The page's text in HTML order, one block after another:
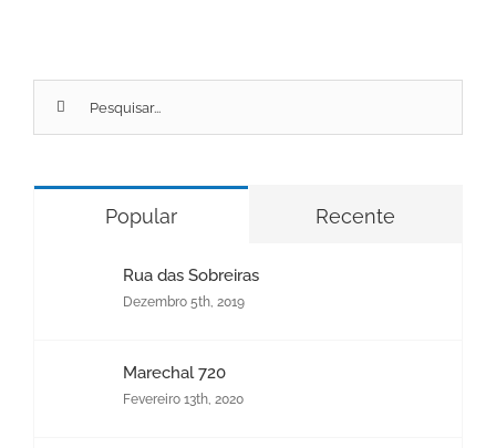
Pesquisar
por:
Popular Recente
Rua das Sobreiras
Dezembro 5th, 2019
Marechal 720
Fevereiro 13th, 2020